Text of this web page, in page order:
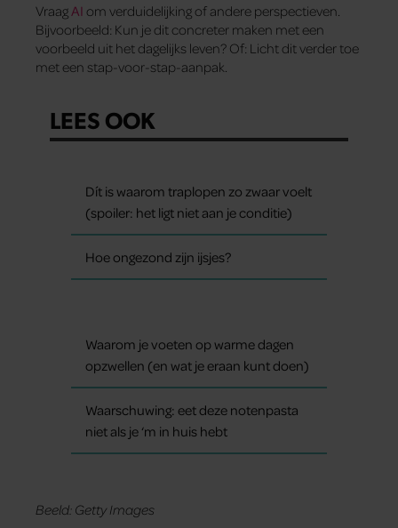
Vraag AI om verduidelijking of andere perspectieven.
Bijvoorbeeld: Kun je dit concreter maken met een
voorbeeld uit het dagelijks leven? Of: Licht dit verder toe
met een stap-voor-stap-aanpak.
LEES OOK
Dít is waarom traplopen zo zwaar voelt
(spoiler: het ligt niet aan je conditie)
Hoe ongezond zijn ijsjes?
Waarom je voeten op warme dagen
opzwellen (en wat je eraan kunt doen)
Waarschuwing: eet deze notenpasta
niet als je ‘m in huis hebt
Beeld: Getty Images